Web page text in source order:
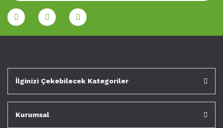
İlginizi Çekebilecek Kategoriler
Kurumsal